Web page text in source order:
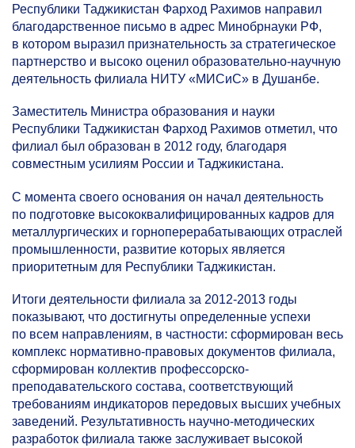
Республики Таджикистан Фарход Рахимов направил
благодарственное письмо в адрес Минобрнауки РФ,
в котором выразил признательность за стратегическое
партнерство и высоко оценил образовательно-научную
деятельность филиала НИТУ «МИСиС» в Душанбе.
Заместитель Министра образования и науки
Республики Таджикистан Фарход Рахимов отметил, что
филиал был образован в 2012 году, благодаря
совместным усилиям России и Таджикистана.
С момента своего основания он начал деятельность
по подготовке высококвалифицированных кадров для
металлургических и горноперерабатывающих отраслей
промышленности, развитие которых является
приоритетным для Республики Таджикистан.
Итоги деятельности филиала за 2012-2013 годы
показывают, что достигнуты определенные успехи
по всем направлениям, в частности: сформирован весь
комплекс нормативно-правовых документов филиала,
сформирован коллектив профессорско-
преподавательского состава, соответствующий
требованиям индикаторов передовых высших учебных
заведений. Результативность научно-методических
разработок филиала также заслуживает высокой